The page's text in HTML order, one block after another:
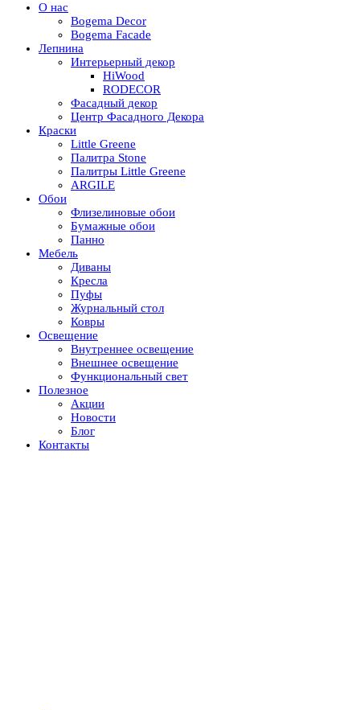
О нас
Bogema Decor
Bogema Facade
Лепнина
Интерьерный декор
HiWood
RODECOR
Фасадный декор
Центр Фасадного Декора
Краски
Little Greene
Палитра Stone
Палитры Little Greene
ARGILE
Обои
Флизелиновые обои
Бумажные обои
Панно
Мебель
Диваны
Кресла
Пуфы
Журнальный стол
Ковры
Освещение
Внутреннее освещение
Внешнее освещение
Функциональный свет
Полезное
Акции
Новости
Блог
Контакты